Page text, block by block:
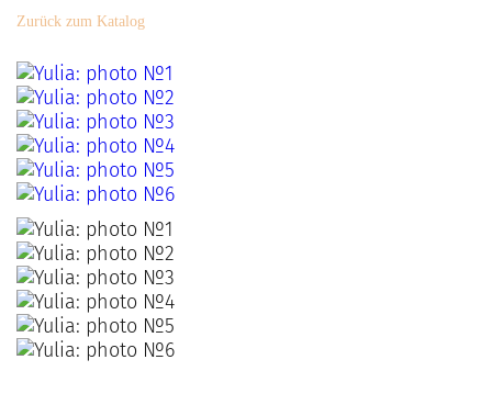
Zurück zum Katalog